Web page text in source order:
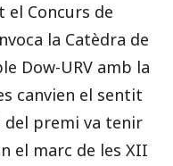
el Concurs de
la Catèdra de
Dow-URV amb la
canvien el sentit
del premi va tenir
el marc de les XII